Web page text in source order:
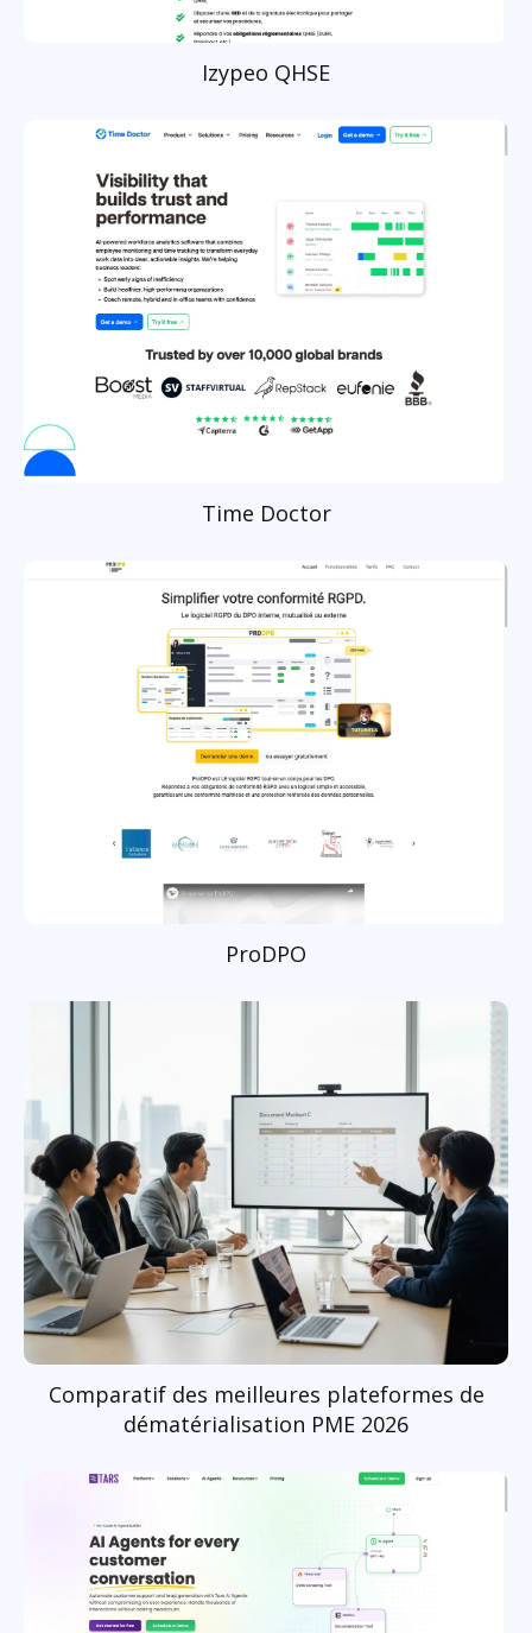
Izypeo QHSE
Time Doctor
ProDPO
Comparatif des meilleures plateformes de
dématérialisation PME 2026